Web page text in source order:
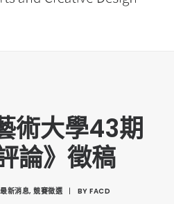
術大學43期
論》徵稿
最新消息, 競賽徵選 | BY FACD